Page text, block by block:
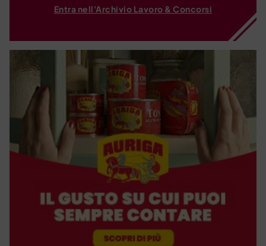
Entra nell'Archivio Lavoro & Concorsi